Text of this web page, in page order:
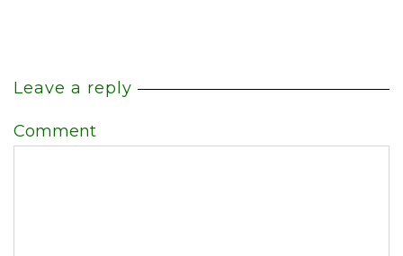
Leave a reply
Comment